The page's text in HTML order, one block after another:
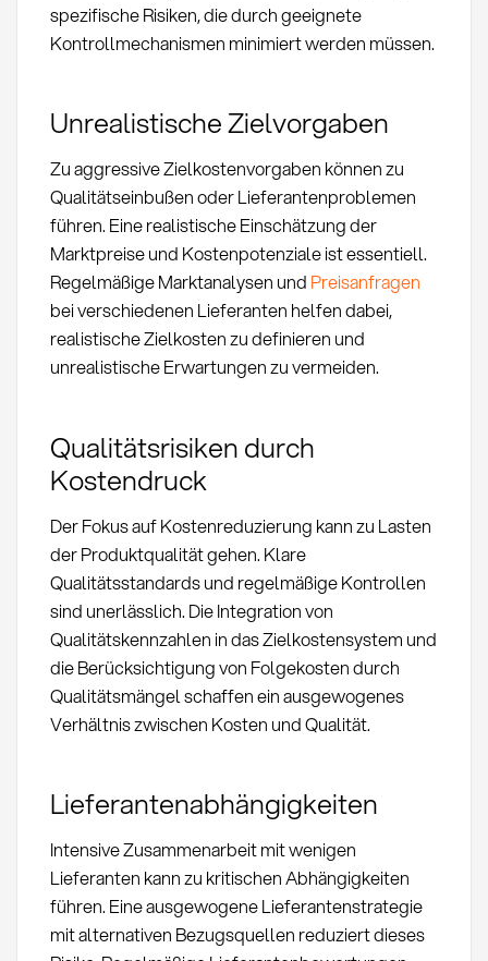
spezifische Risiken, die durch geeignete
Kontrollmechanismen minimiert werden müssen.
Unrealistische Zielvorgaben
Zu aggressive Zielkostenvorgaben können zu
Qualitätseinbußen oder Lieferantenproblemen
führen. Eine realistische Einschätzung der
Marktpreise und Kostenpotenziale ist essentiell.
Regelmäßige Marktanalysen und Preisanfragen
bei verschiedenen Lieferanten helfen dabei,
realistische Zielkosten zu definieren und
unrealistische Erwartungen zu vermeiden.
Qualitätsrisiken durch
Kostendruck
Der Fokus auf Kostenreduzierung kann zu Lasten
der Produktqualität gehen. Klare
Qualitätsstandards und regelmäßige Kontrollen
sind unerlässlich. Die Integration von
Qualitätskennzahlen in das Zielkostensystem und
die Berücksichtigung von Folgekosten durch
Qualitätsmängel schaffen ein ausgewogenes
Verhältnis zwischen Kosten und Qualität.
Lieferantenabhängigkeiten
Intensive Zusammenarbeit mit wenigen
Lieferanten kann zu kritischen Abhängigkeiten
führen. Eine ausgewogene Lieferantenstrategie
mit alternativen Bezugsquellen reduziert dieses